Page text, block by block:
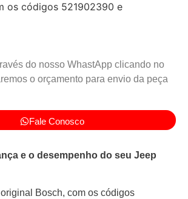
os códigos 521902390 e
do nosso WhastApp clicando no
o orçamento para envio da peça
Fale Conosco
e o desempenho do seu Jeep
Bosch, com os códigos